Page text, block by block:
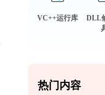
VC++运行库
DLL
热门内容